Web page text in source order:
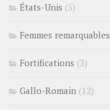
États-Unis (5)
Femmes remarquables
Fortifications (3)
Gallo-Romain (12)